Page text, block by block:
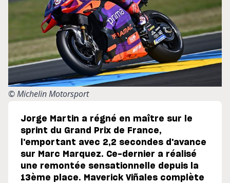
© Michelin Motorsport
Jorge Martin a régné en maître sur le
sprint du Grand Prix de France,
l'emportant avec 2,2 secondes d'avance
sur Marc Marquez. Ce-dernier a réalisé
une remontée sensationnelle depuis la
13ème place. Maverick Viñales complète